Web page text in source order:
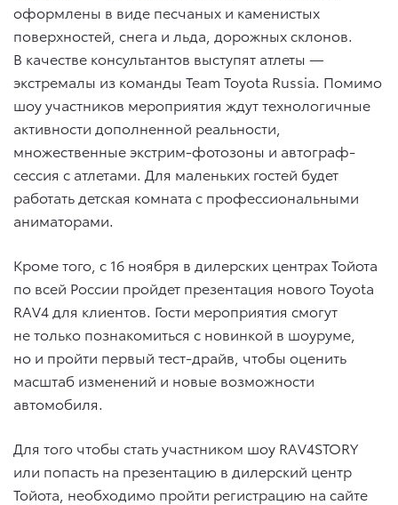
оформлены в виде песчаных и каменистых
поверхностей, снега и льда, дорожных склонов.
В качестве консультантов выступят атлеты —
экстремалы из команды Team Toyota Russia. Помимо
шоу участников мероприятия ждут технологичные
активности дополненной реальности,
множественные экстрим-фотозоны и автограф-
сессия с атлетами. Для маленьких гостей будет
работать детская комната с профессиональными
аниматорами.
Кроме того, с 16 ноября в дилерских центрах Тойота
по всей России пройдет презентация нового Toyota
RAV4 для клиентов. Гости мероприятия смогут
не только познакомиться с новинкой в шоуруме,
но и пройти первый тест-драйв, чтобы оценить
масштаб изменений и новые возможности
автомобиля.
Для того чтобы стать участником шоу RAV4STORY
или попасть на презентацию в дилерский центр
Тойота, необходимо пройти регистрацию на сайте